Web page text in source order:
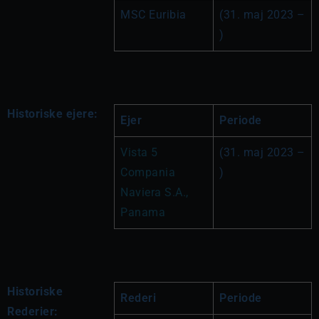
MSC Euribia
(31. maj 2023 –
)
Historiske ejere: Ejer Periode
Vista 5
Compania
Naviera S.A.,
Panama
(31. maj 2023 –
)
Historiske
Rederier:
Rederi Periode